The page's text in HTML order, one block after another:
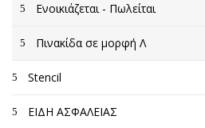
Ενοικιάζεται - Πωλείται
Πινακίδα σε μορφή Λ
Stencil
ΕΙΔΗ ΑΣΦΑΛΕΙΑΣ